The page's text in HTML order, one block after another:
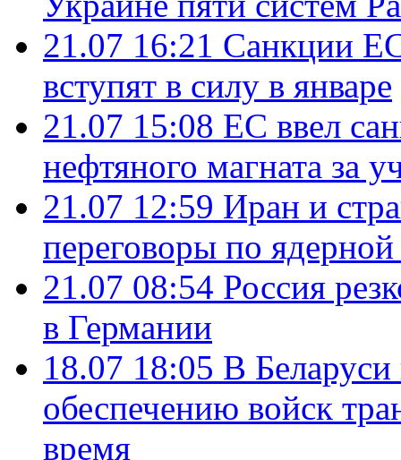
21.07 16:21 Санкции
вступят в силу в январе
21.07 15:08 ЕС ввел
нефтяного магната за
21.07 12:59 Иран и
переговоры по
21.07 08:54 Россия
в Германии
18.07 18:05 В
обеспечению войск
время